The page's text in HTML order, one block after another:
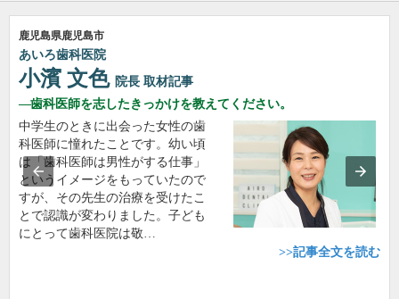
鹿児島県鹿児島市
あいろ歯科医院
小濱 文色 院長 取材記事
歯科医師を志したきっかけを教えてください。
中学生のときに出会った女性の歯
科医師に憧れたことです。幼い頃
は「歯科医師は男性がする仕事」
というイメージをもっていたので
すが、その先生の治療を受けたこ
とで認識が変わりました。子ども
にとって歯科医院は敬…
>>記事全文を読む